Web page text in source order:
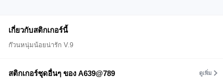
เกี่ยวกับสติกเกอร์นี้
ก๊วนหนุ่มน้อยน่ารัก V.9
สติกเกอร์ชุดอื่นๆ ของ A639@789 ดูเพิ่ม